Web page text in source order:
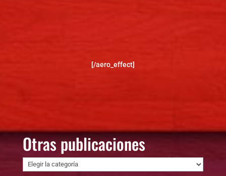
[/aero_effect]
Otras publicaciones
Otras